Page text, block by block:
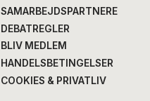
SAMARBEJDSPARTNERE
DEBATREGLER
BLIV MEDLEM
HANDELSBETINGELSER
COOKIES & PRIVATLIV